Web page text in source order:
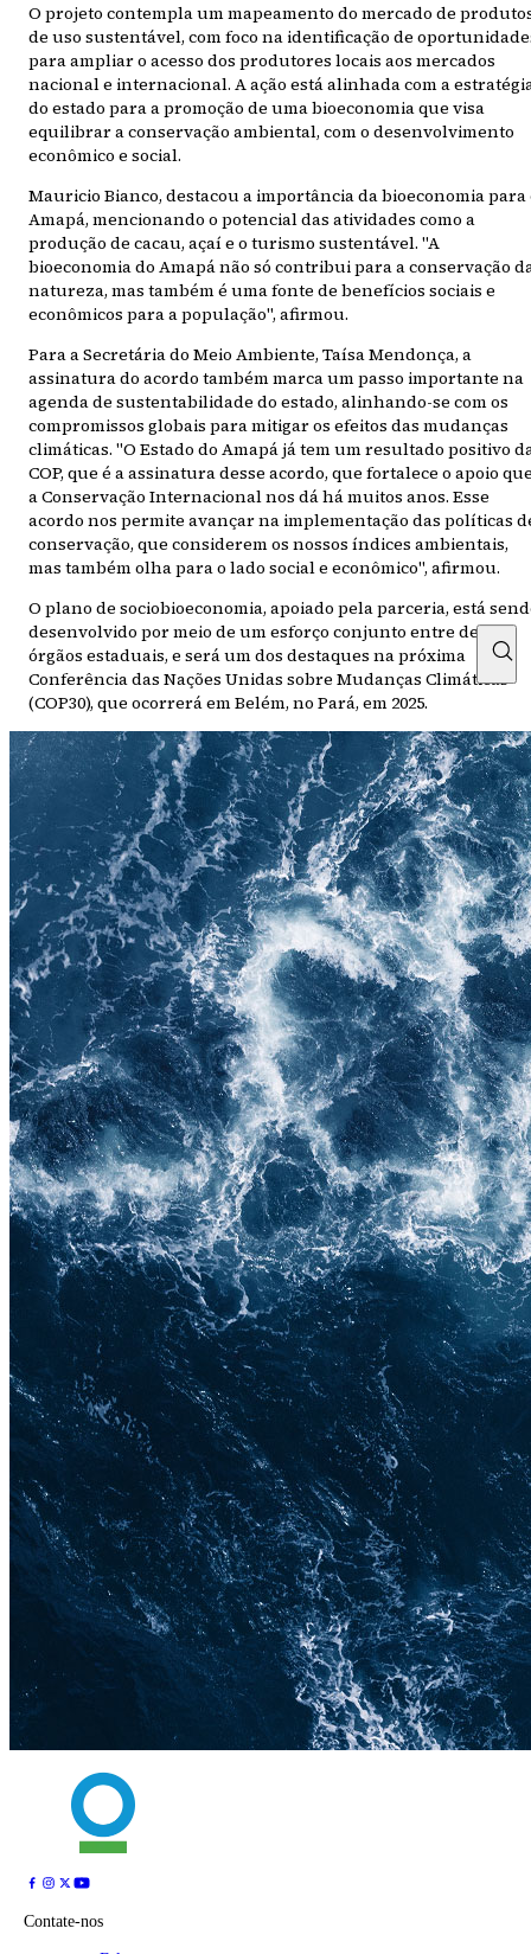
O projeto contempla um mapeamento do mercado de
de uso sustentável, com foco na identificação de
para ampliar o acesso dos produtores locais aos mercados
nacional e internacional. A ação está alinhada com a
do estado para a promoção de uma bioeconomia que visa
equilibrar a conservação ambiental, com o desenvolvimento
econômico e social.
Mauricio Bianco, destacou a importância da bioeconomia para
Amapá, mencionando o potencial das atividades como a
produção de cacau, açaí e o turismo sustentável. "A
bioeconomia do Amapá não só contribui para a conservação
natureza, mas também é uma fonte de benefícios sociais e
econômicos para a população", afirmou.
Para a Secretária do Meio Ambiente, Taísa Mendonça, a
assinatura do acordo também marca um passo importante na
agenda de sustentabilidade do estado, alinhando-se com os
compromissos globais para mitigar os efeitos das mudanças
climáticas. "O Estado do Amapá já tem um resultado positivo
COP, que é a assinatura desse acordo, que fortalece o apoio
a Conservação Internacional nos dá há muitos anos. Esse
acordo nos permite avançar na implementação das políticas
conservação, que considerem os nossos índices ambientais,
mas também olha para o lado social e econômico", afirmou.
O plano de sociobioeconomia, apoiado pela parceria, está
desenvolvido por meio de um esforço conjunto entre dez
órgãos estaduais, e será um dos destaques na próxima
Conferência das Nações Unidas sobre Mudanças Climáticas
(COP30), que ocorrerá em Belém, no Pará, em 2025.
Contate-nos